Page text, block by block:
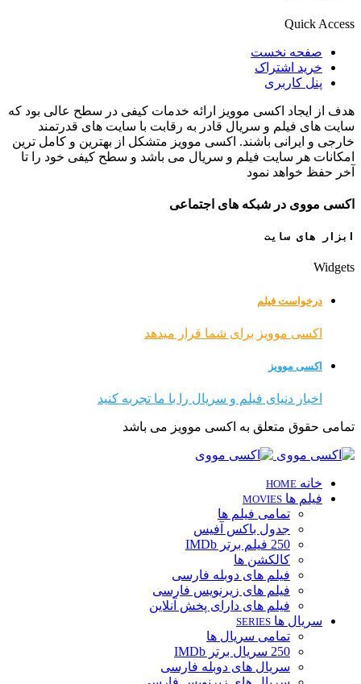
Quick Access
صفحه نخست
خرید اشتراک
پنل کاربری
هدف از ایجاد اکسی موویز ارائه خدمات کیفی در سطح عالی بود که
سایت های فیلم و سریال قادر به رقابت با سایت های قدرتمند
خارجی و ایرانی باشند. اکسی موویز متشکل از بهترین و کامل ترین
امکانات هر سایت فیلم و سریال می باشد و سطح کیفی خود را تا
آخر حفظ خواهد نمود
اکسی مووی در شبکه های اجتماعی
ابزار های سایت
Widgets
درخواست فیلم
اکسی موویز برای شما قرار میدهد
اکسی موویز
اخبار دنیای فیلم و سریال را با ما تجربه کنید
تمامی حقوق متعلق به اکسی موویز می باشد
خانه HOME
فیلم ها MOVIES
تمامی فیلم ها
جدول باکس آفیس
250 فیلم برتر IMDb
کالکشن ها
فیلم های دوبله فارسی
فیلم های زیرنویس فارسی
فیلم های دارای پخش آنلاین
سریال ها SERIES
تمامی سریال ها
250 سریال برتر IMDb
سریال های دوبله فارسی